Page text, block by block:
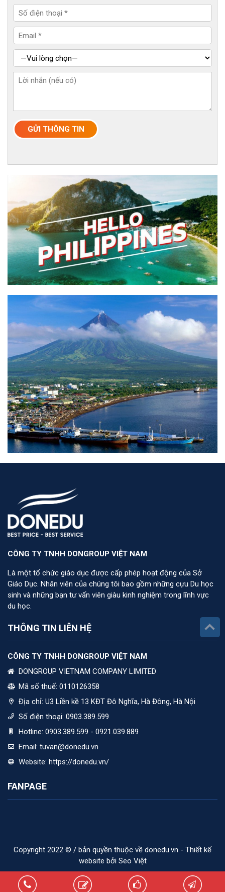
CÔNG TY TNHH DONGROUP VIỆT NAM
Là một tổ chức giáo dục được cấp phép hoạt động của Sở
Giáo Dục. Nhân viên của chúng tôi bao gồm những cựu Du học
sinh và những bạn tư vấn viên giàu kinh nghiệm trong lĩnh vực
du học.
THÔNG TIN LIÊN HỆ
CÔNG TY TNHH DONGROUP VIỆT NAM
DONGROUP VIETNAM COMPANY LIMITED
Mã số thuế: 0110126358
Địa chỉ: U3 Liền kề 13 KĐT Đô Nghĩa, Hà Đông, Hà Nội
Số điện thoại: 0903.389.599
Hotline: 0903.389.599 - 0921.039.889
Email: tuvan@donedu.vn
Website: https://donedu.vn/
FANPAGE
Copyright 2022 © / bản quyền thuộc về donedu.vn - Thiết kế
website bởi Seo Việt